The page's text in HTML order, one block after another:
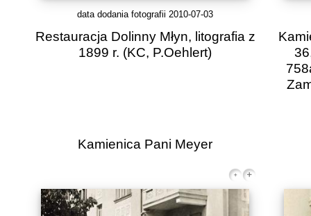
data dodania fotografii 2010-07-03
Restauracja Dolinny Młyn, litografia z
1899 r. (KC, P.Oehlert)
Kamienica Pani Meyer